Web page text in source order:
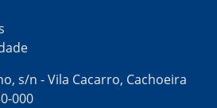
s/n - Vila Cacarro, Cachoeira
000​